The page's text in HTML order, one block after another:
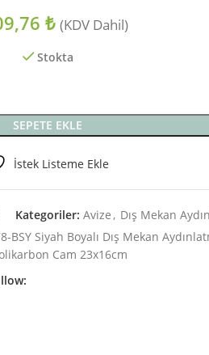
₺ (KDV Dahil)
Stokta
SEPETE EKLE
İstek Listeme Ekle
Kategoriler: Avize , Dış Mekan
BSY Siyah Boyalı Dış Mekan
Cam 23x16cm